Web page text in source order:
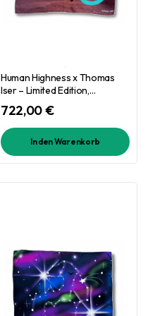
Human Highness x Thomas
Iser – Limited Edition,
einzigartiges Modell – Angel
Jump no. 110
722,00€
In den Warenkorb